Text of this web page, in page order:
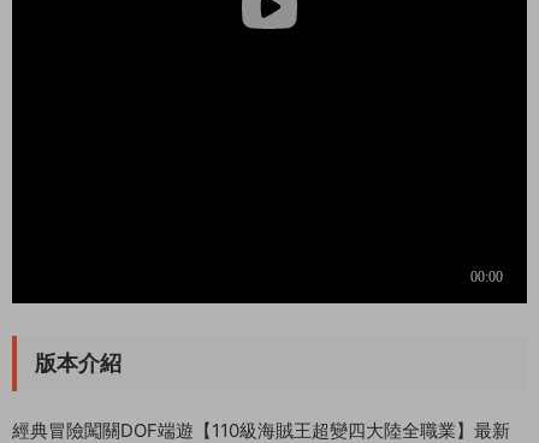
版本介紹
經典冒險闖關DOF端遊【110級海賊王超變四大陸全職業】最新